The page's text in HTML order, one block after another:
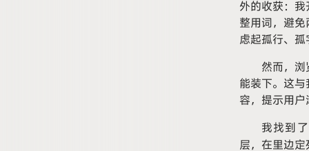
外的收获：
整用词，避
虑起孤行、
然而，浏
能装下。这
容，提示用
我找到
层，在里边